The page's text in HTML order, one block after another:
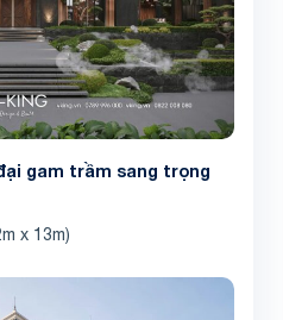
gam trầm sang trọng
x 13m)